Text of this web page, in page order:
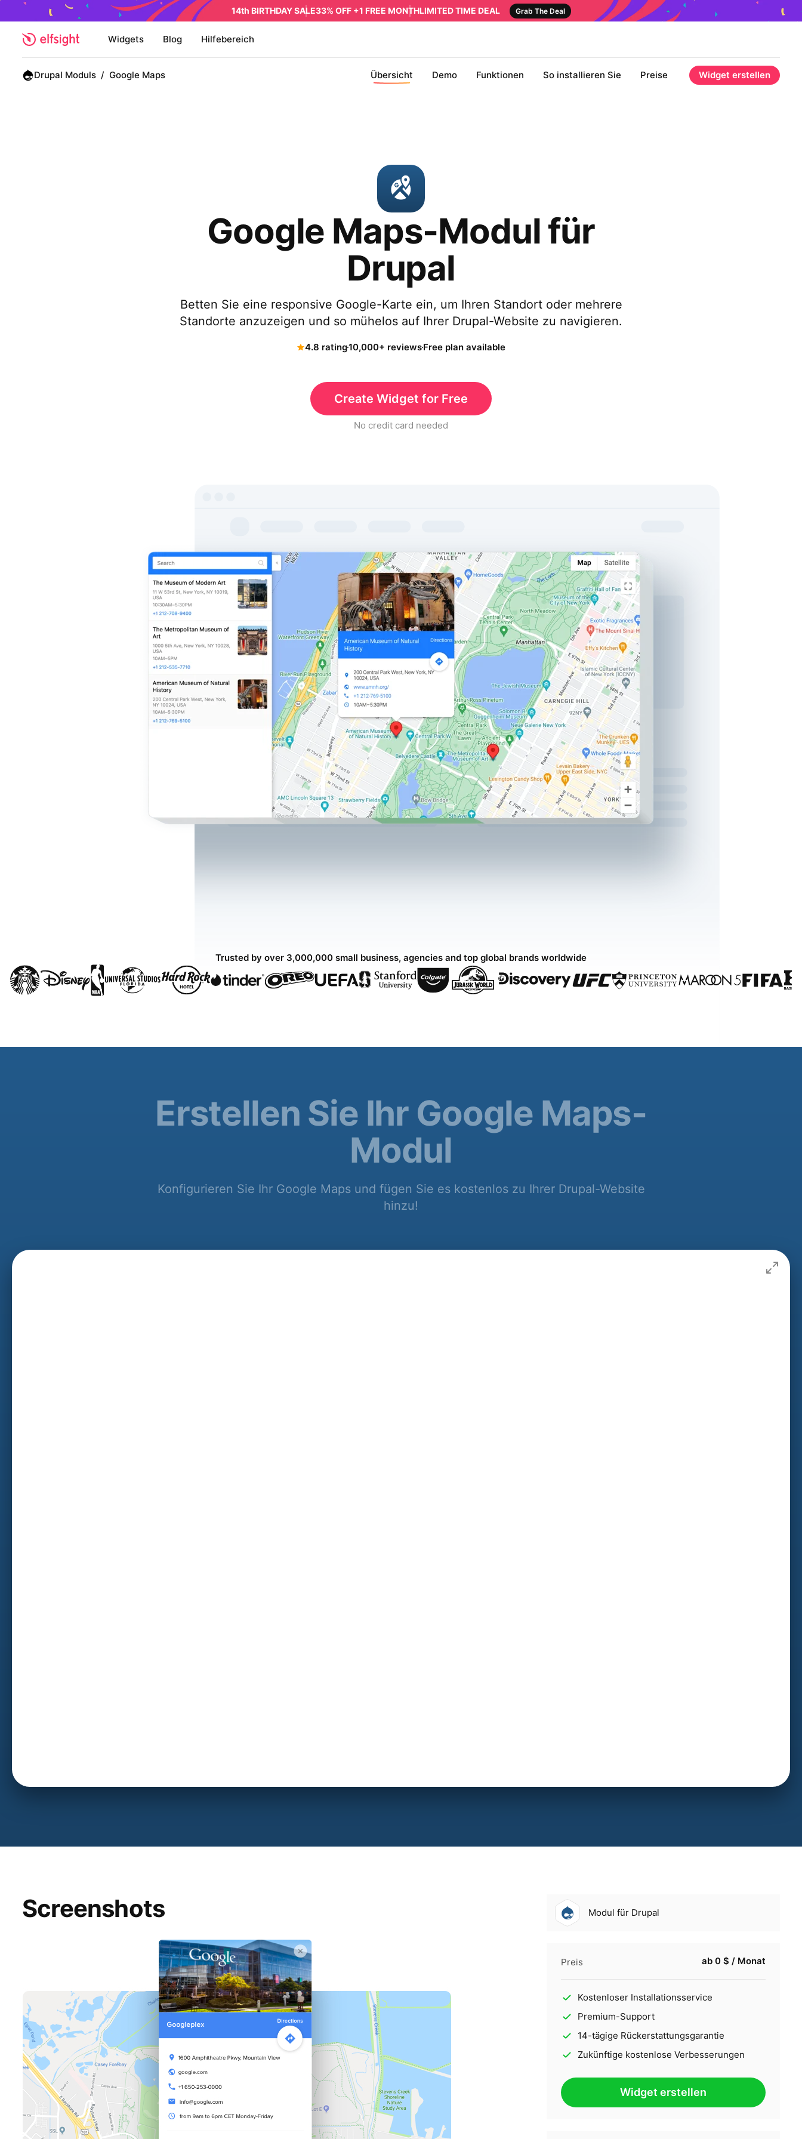
14th BIRTHDAY SALE33% OFF +1 FREE MONTHLIMITED TIME DEAL Grab The Deal
Widgets Blog Hilfebereich
Drupal Moduls / Google Maps Übersicht Demo Funktionen So installieren Sie Preise Widget erstellen
Google Maps-Modul für
Drupal
Betten Sie eine responsive Google-Karte ein, um Ihren Standort oder mehrere
Standorte anzuzeigen und so mühelos auf Ihrer Drupal-Website zu navigieren.
4.8 rating10,000+ reviewsFree plan available
Create Widget for Free
No credit card needed
Trusted by over 3,000,000 small business, agencies and top global brands worldwide
Erstellen Sie Ihr Google Maps-
Modul
Konfigurieren Sie Ihr Google Maps und fügen Sie es kostenlos zu Ihrer Drupal-Website
hinzu!
Screenshots Modul für Drupal
Preis ab 0 $ / Monat
Kostenloser Installationsservice
Premium-Support
14-tägige Rückerstattungsgarantie
Zukünftige kostenlose Verbesserungen
Widget erstellen